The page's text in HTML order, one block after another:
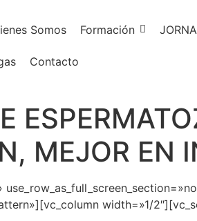
Somos Formación
Contacto
MEJOR EN
width=»1/